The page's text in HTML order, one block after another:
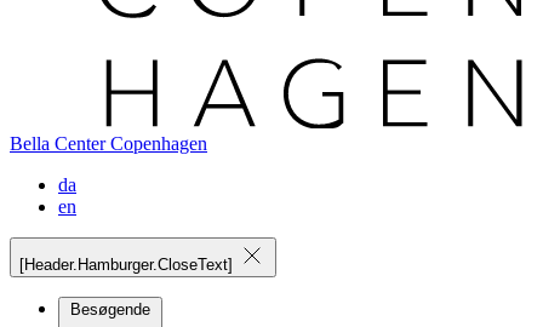
Bella Center Copenhagen
da
en
[Header.Hamburger.CloseText]
Besøgende